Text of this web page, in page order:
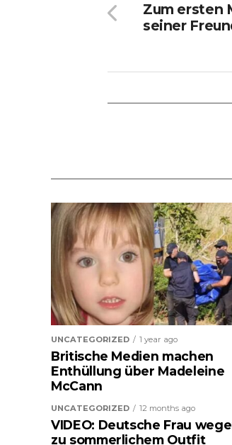
Zum ersten
seiner
UNCATEGORIZED 1 year ago
Britische Medien machen
Enthüllung über Madeleine
McCann
UNCATEGORIZED 12 months ago
VIDEO: Deutsche Frau
zu sommerlichem Outfit